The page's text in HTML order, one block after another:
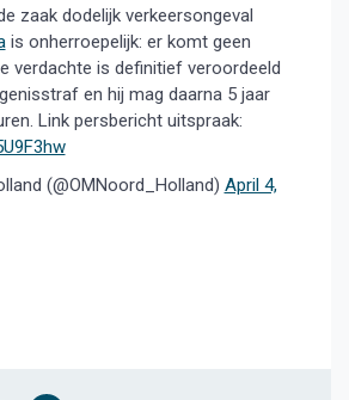
zaak dodelijk verkeersongeval
is onherroepelijk: er komt geen
verdachte is definitief veroordeeld
en hij mag daarna 5 jaar
Link persbericht uitspraak:
(@OMNoord_Holland) April 4,